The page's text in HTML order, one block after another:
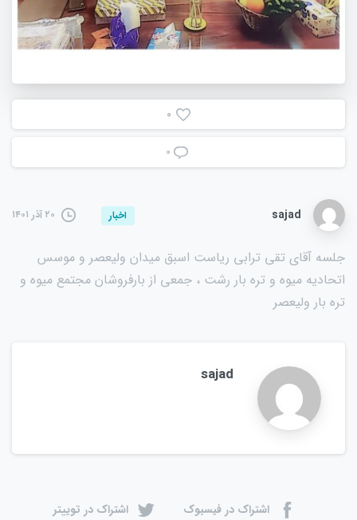
0
۰
sajad اخبار ۲۰ آذر ۱۴۰۱
جلسه آقای تقی ترابی ریاست اسبق میدان ولیعصر و موسس
اتحادیه میوه و تره بار رشت ، جمعی از بارفروشان مجتمع میوه و
تره بار ولیعصر
sajad
اشتراک در فیسبوک اشتراک در توییتر